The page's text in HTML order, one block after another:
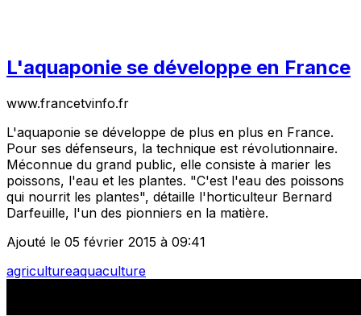
L'aquaponie se développe en France
www.francetvinfo.fr
L'aquaponie se développe de plus en plus en France.
Pour ses défenseurs, la technique est révolutionnaire.
Méconnue du grand public, elle consiste à marier les
poissons, l'eau et les plantes. "C'est l'eau des poissons
qui nourrit les plantes", détaille l'horticulteur Bernard
Darfeuille, l'un des pionniers en la matière.
Ajouté le 05 février 2015 à 09:41
agricultureaquaculture